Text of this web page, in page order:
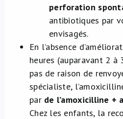
perforation
antibiotiques par
envisagés.
En l’absence
heures (auparavant 2 à
pas de raison de
spécialiste,
par de l’amoxicilline +
Chez les enfants, la